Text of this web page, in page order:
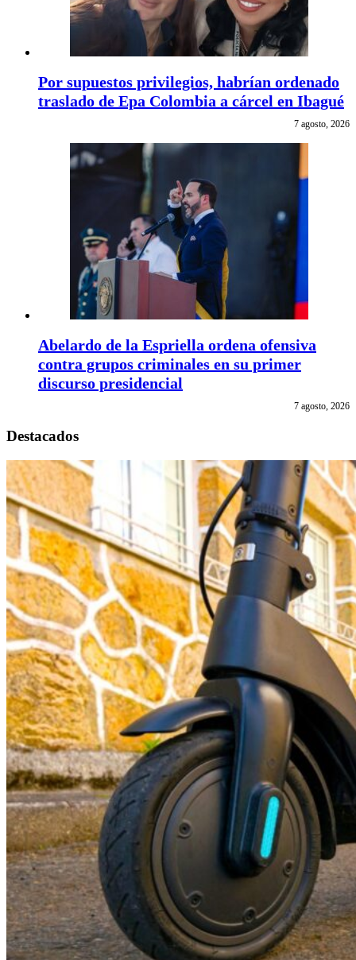
Por supuestos privilegios, habrían ordenado
traslado de Epa Colombia a cárcel en Ibagué
7 agosto, 2026
Abelardo de la Espriella ordena ofensiva
contra grupos criminales en su primer
discurso presidencial
7 agosto, 2026
Destacados